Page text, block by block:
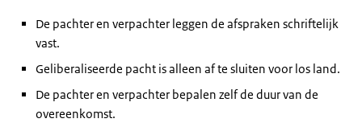
De pachter en verpachter leggen de afspraken schriftelijk
vast.
Geliberaliseerde pacht is alleen af te sluiten voor los land.
De pachter en verpachter bepalen zelf de duur van de
overeenkomst.